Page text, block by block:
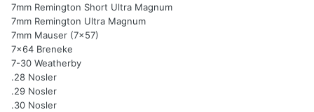
7mm Remington Short Ultra Magnum
7mm Remington Ultra Magnum
7mm Mauser (7x57)
7x64 Breneke
7-30 Weatherby
.28 Nosler
.29 Nosler
.30 Nosler